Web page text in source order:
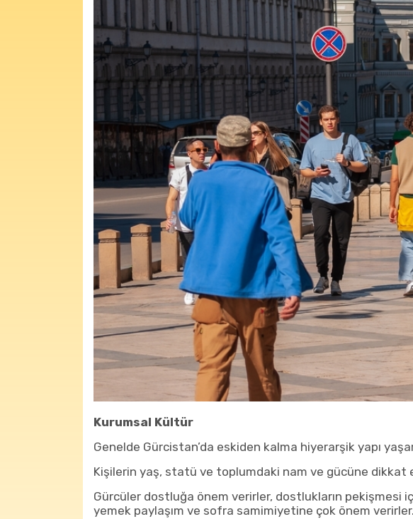
Kurumsal Kültür
Genelde Gürcistan’da eskiden kalma hiyerarşik yapı
Kişilerin yaş, statü ve toplumdaki nam ve gücüne dikkat
Gürcüler dostluğa önem verirler, dostlukların pekişmesi
yemek paylaşım ve sofra samimiyetine çok önem verirler.